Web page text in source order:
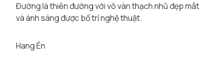
Đường là thiên đường với vô vàn thạch nhũ đẹp mắt
và ánh sáng được bố trí nghệ thuật.
Hang Én